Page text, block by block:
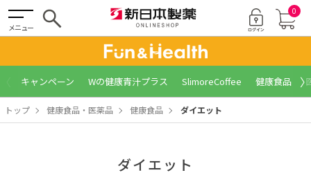
メニュー
0
キャンペーン Wの健康青汁プラス SlimoreCoffee 健康食品 〉
トップ 健康食品・医薬品 健康食品 ダイエット
ダイエット